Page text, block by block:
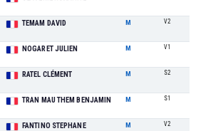
TEMAM DAVID M V2
NOGARET JULIEN M V1
RATEL CLÉMENT M S2
TRAN MAU THEM BENJAMIN M S1
FANTINO STEPHANE M V2